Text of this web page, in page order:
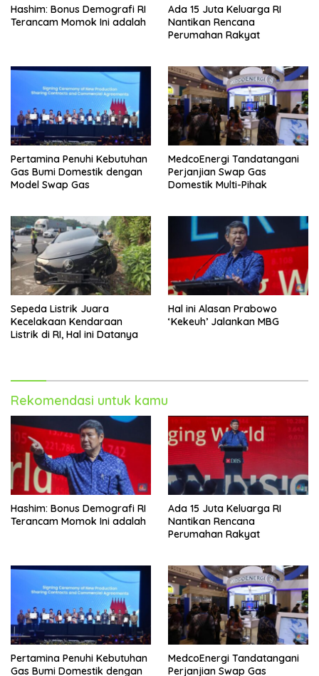
Hashim: Bonus Demografi RI
Terancam Momok Ini adalah
Ada 15 Juta Keluarga RI
Nantikan Rencana
Perumahan Rakyat
Pertamina Penuhi Kebutuhan
Gas Bumi Domestik dengan
Model Swap Gas
MedcoEnergi Tandatangani
Perjanjian Swap Gas
Domestik Multi-Pihak
Sepeda Listrik Juara
Kecelakaan Kendaraan
Listrik di RI, Hal ini Datanya
Hal ini Alasan Prabowo
‘Kekeuh’ Jalankan MBG
Rekomendasi untuk kamu
Hashim: Bonus Demografi RI
Terancam Momok Ini adalah
Ada 15 Juta Keluarga RI
Nantikan Rencana
Perumahan Rakyat
Pertamina Penuhi Kebutuhan
Gas Bumi Domestik dengan
MedcoEnergi Tandatangani
Perjanjian Swap Gas